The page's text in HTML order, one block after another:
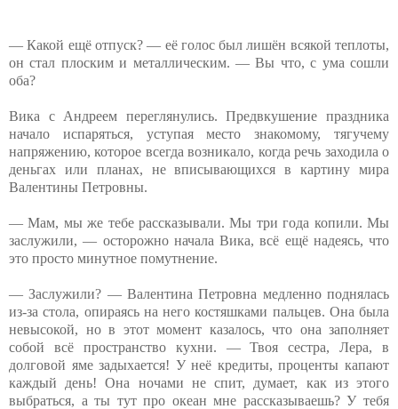
— Какой ещё отпуск? — её голос был лишён всякой теплоты,
он стал плоским и металлическим. — Вы что, с ума сошли
оба?
Вика с Андреем переглянулись. Предвкушение праздника
начало испаряться, уступая место знакомому, тягучему
напряжению, которое всегда возникало, когда речь заходила о
деньгах или планах, не вписывающихся в картину мира
Валентины Петровны.
— Мам, мы же тебе рассказывали. Мы три года копили. Мы
заслужили, — осторожно начала Вика, всё ещё надеясь, что
это просто минутное помутнение.
— Заслужили? — Валентина Петровна медленно поднялась
из-за стола, опираясь на него костяшками пальцев. Она была
невысокой, но в этот момент казалось, что она заполняет
собой всё пространство кухни. — Твоя сестра, Лера, в
долговой яме задыхается! У неё кредиты, проценты капают
каждый день! Она ночами не спит, думает, как из этого
выбраться, а ты тут про океан мне рассказываешь? У тебя